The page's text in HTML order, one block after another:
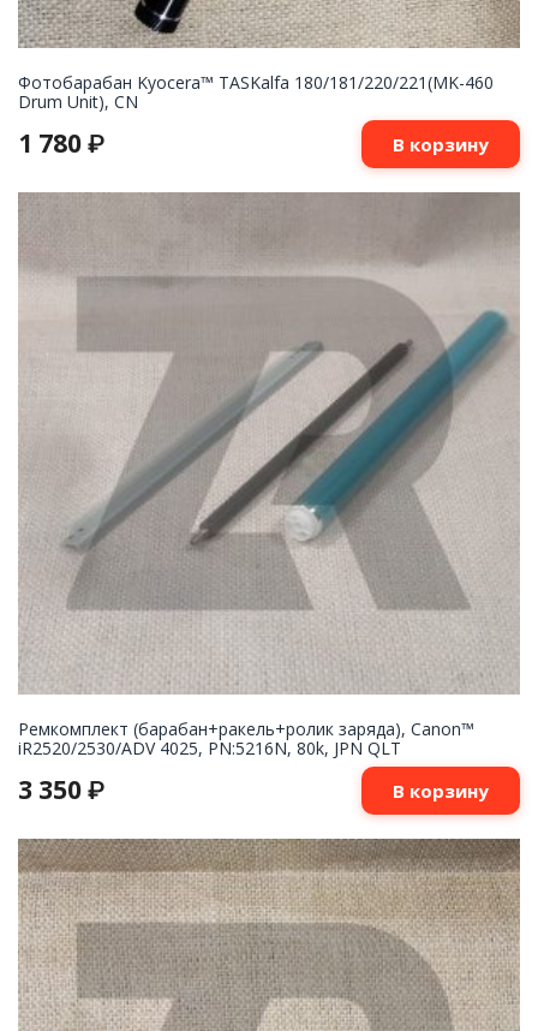
Фотобарабан Kyocera™ TASKalfa 180/181/220/221(MK-460
Drum Unit), CN
1 780 ₽ В корзину
Ремкомплект (барабан+ракель+ролик заряда), Canon™
iR2520/2530/ADV 4025, PN:5216N, 80k, JPN QLT
3 350 ₽ В корзину